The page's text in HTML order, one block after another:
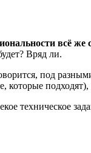
всё же
Вряд ли.
под
которые
техническое